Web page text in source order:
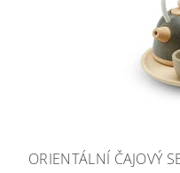
ORIENTÁLNÍ ČAJOVÝ